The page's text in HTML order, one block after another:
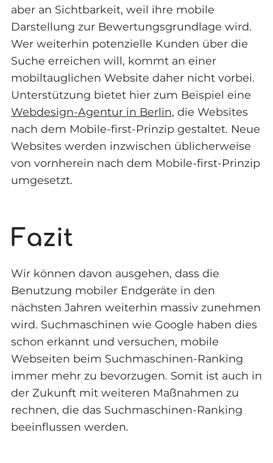
aber an Sichtbarkeit, weil ihre mobile
Darstellung zur Bewertungsgrundlage wird.
Wer weiterhin potenzielle Kunden über die
Suche erreichen will, kommt an einer
mobiltauglichen Website daher nicht vorbei.
Unterstützung bietet hier zum Beispiel eine
Webdesign-Agentur in Berlin, die Websites
nach dem Mobile-first-Prinzip gestaltet. Neue
Websites werden inzwischen üblicherweise
von vornherein nach dem Mobile-first-Prinzip
umgesetzt.
Fazit
Wir können davon ausgehen, dass die
Benutzung mobiler Endgeräte in den
nächsten Jahren weiterhin massiv zunehmen
wird. Suchmaschinen wie Google haben dies
schon erkannt und versuchen, mobile
Webseiten beim Suchmaschinen-Ranking
immer mehr zu bevorzugen. Somit ist auch in
der Zukunft mit weiteren Maßnahmen zu
rechnen, die das Suchmaschinen-Ranking
beeinflussen werden.